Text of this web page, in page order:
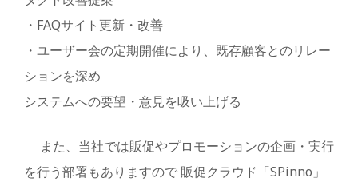
・FAQサイト更新・改善
・ユーザー会の定期開催により、既存顧客とのリレー
ションを深め
システムへの要望・意見を吸い上げる
また、当社では販促やプロモーションの企画・実行
を行う部署もありますので 販促クラウド「SPinno」